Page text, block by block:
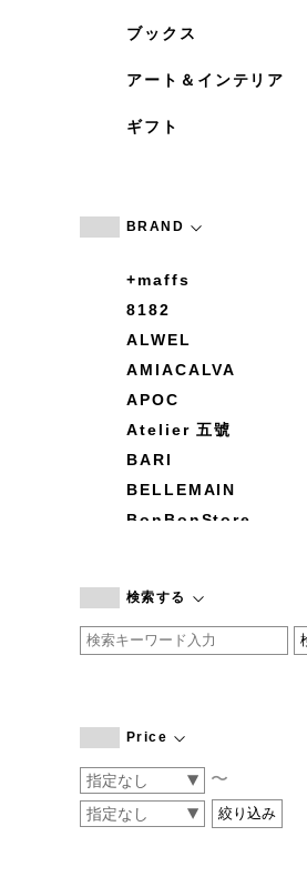
ブックス
アート＆インテリア
ギフト
BRAND
+maffs
8182
ALWEL
AMIACALVA
APOC
Atelier 五號
BARI
BELLEMAIN
BonBonStore
by basics
CATWORTH
COGTHEBIGSMOKE
CONVERSE
DEAN & DELUCA
検索する
Price
〜